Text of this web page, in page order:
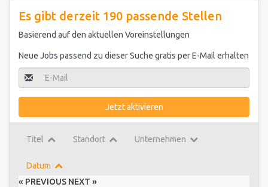
Es gibt derzeit 190 passende Stellen
Basierend auf den aktuellen Voreinstellungen
Neue Jobs passend zu dieser Suche gratis per E-Mail erhalten
Jetzt aktivieren
Titel Standort Unternehmen
Datum
« PREVIOUS NEXT »